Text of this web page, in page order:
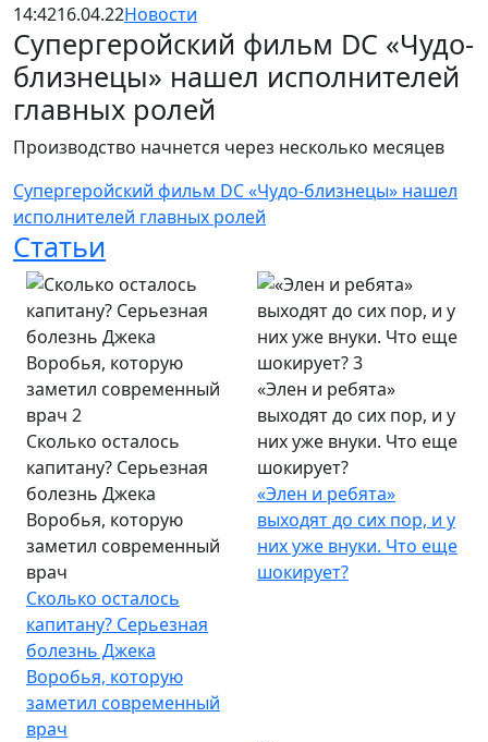
14:4216.04.22Новости
Супергеройский фильм DC «Чудо-
близнецы» нашел исполнителей
главных ролей
Производство начнется через несколько месяцев
Супергеройский фильм DC «Чудо-близнецы» нашел
исполнителей главных ролей
Статьи
Сколько осталось
капитану? Серьезная
болезнь Джека
Воробья, которую
заметил современный
врач
Сколько осталось
капитану? Серьезная
болезнь Джека
Воробья, которую
заметил современный
врач
«Элен и ребята»
выходят до сих пор, и у
них уже внуки. Что еще
шокирует?
«Элен и ребята»
выходят до сих пор, и у
них уже внуки. Что еще
шокирует?